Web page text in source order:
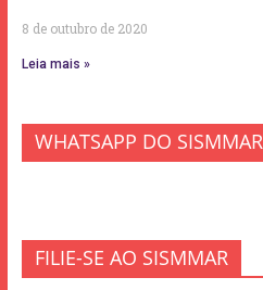
8 de outubro de 2020
Leia mais »
WHATSAPP DO SISMMAR
FILIE-SE AO SISMMAR